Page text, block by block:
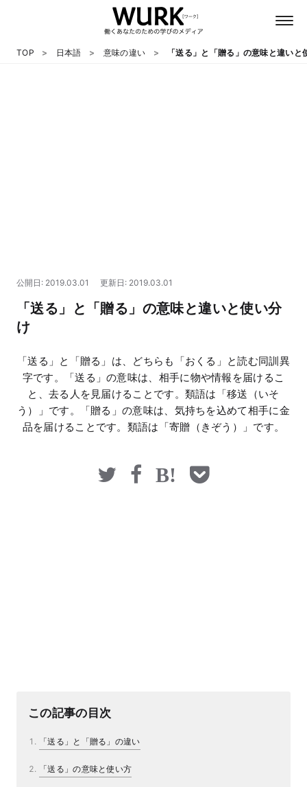
マネー
TOP 日本語 意味の違い 「送る」と「贈る」の意味と違いと
公開日: 2019.03.01 更新日: 2019.03.01
「送る」と「贈る」の意味と違いと使い分
け
「送る」と「贈る」は、どちらも「おくる」と読む同訓異
字です。「送る」の意味は、相手に物や情報を届けるこ
と、去る人を見届けることです。類語は「移送（いそ
う）」です。「贈る」の意味は、気持ちを込めて相手に金
品を届けることです。類語は「寄贈（きぞう）」です。
この記事の目次
「送る」と「贈る」の違い
「送る」の意味と使い方